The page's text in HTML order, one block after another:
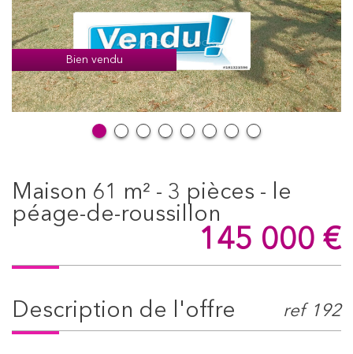
Bien vendu
maison 61 m² - 3 pièces - le
péage-de-roussillon
145 000 €
description de l'offre ref 192